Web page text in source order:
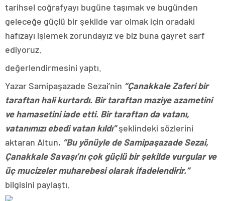
tarihsel coğrafyayı bugüne taşımak ve bugünden
geleceğe güçlü bir şekilde var olmak için oradaki
hafızayı işlemek zorundayız ve biz buna gayret sarf
ediyoruz.
değerlendirmesini yaptı.
Yazar Samipaşazade Sezai’nin “Çanakkale Zaferi bir
taraftan hali kurtardı. Bir taraftan maziye azametini
ve hamasetini iade etti. Bir taraftan da vatanı,
vatanımızı ebedi vatan kıldı”şeklindeki sözlerini
aktaran Altun, “Bu yönüyle de Samipaşazade Sezai,
Çanakkale Savaşı’nı çok güçlü bir şekilde vurgular ve
üç mucizeler muharebesi olarak ifadelendirir.”
bilgisini paylaştı.